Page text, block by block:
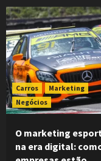
Carros
Marketing
Negócios
O marketing
na era digital: